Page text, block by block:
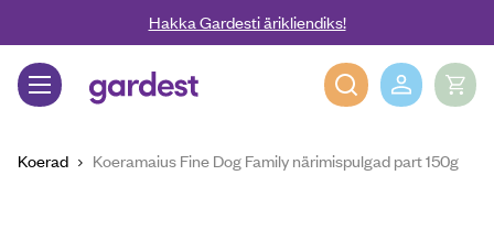
Liigu edasi põhisisu juurdeHakka Gardesti ärikliendiks!
Gardest
Koerad Koeramaius Fine Dog Family närimispulgad part 150g